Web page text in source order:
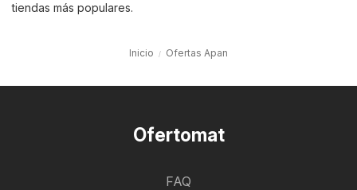
tiendas más populares.
Inicio Ofertas Apan
Ofertomat
FAQ